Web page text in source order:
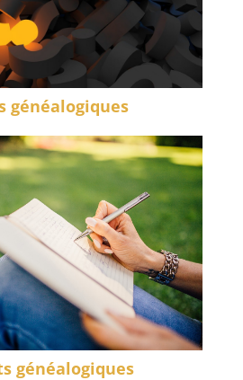
généalogiques
généalogiques